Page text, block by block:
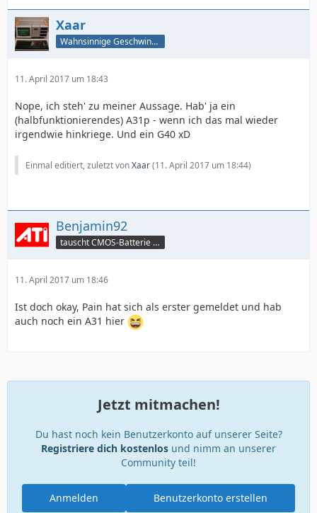
Xaar
Wahnsinnige Geschwindigkeit - und los!
11. April 2017 um 18:43
Nope, ich steh' zu meiner Aussage. Hab' ja ein
(halbfunktionierendes) A31p - wenn ich das mal wieder
irgendwie hinkriege. Und ein G40 xD
Einmal editiert, zuletzt vonXaar(11. April 2017 um 18:44)
Benjamin92
tauscht CMOS-Batterie per TeamViewer
11. April 2017 um 18:46
Ist doch okay, Pain hat sich als erster gemeldet und hab
auch noch ein A31 hier
Jetzt mitmachen!
Du hast noch kein Benutzerkonto auf unserer Seite?
Registriere dich kostenlos und nimm an unserer
Community teil!
Benutzerkonto erstellen
Anmelden